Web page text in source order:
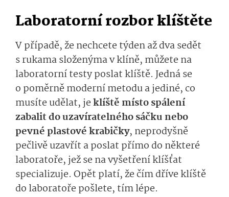
Laboratorní rozbor klíštěte
V případě, že nechcete týden až dva sedět
s rukama složenýma v klíně, můžete na
laboratorní testy poslat klíště. Jedná se
o poměrně moderní metodu a jediné, co
musíte udělat, jeklíště místo spálení
zabalit do uzavíratelného sáčku nebo
pevné plastové krabičky, neprodyšně
pečlivě uzavřít a poslat přímo do některé
laboratoře, jež se na vyšetření klíšťat
specializuje. Opět platí, že čím dříve klíště
do laboratoře pošlete, tím lépe.